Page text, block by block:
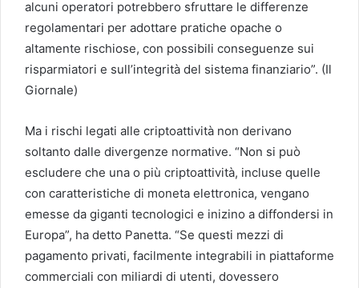
alcuni operatori potrebbero sfruttare le differenze
regolamentari per adottare pratiche opache o
altamente rischiose, con possibili conseguenze sui
risparmiatori e sull’integrità del sistema finanziario”. (Il
Giornale)
Ma i rischi legati alle criptoattività non derivano
soltanto dalle divergenze normative. “Non si può
escludere che una o più criptoattività, incluse quelle
con caratteristiche di moneta elettronica, vengano
emesse da giganti tecnologici e inizino a diffondersi in
Europa”, ha detto Panetta. “Se questi mezzi di
pagamento privati, facilmente integrabili in piattaforme
commerciali con miliardi di utenti, dovessero